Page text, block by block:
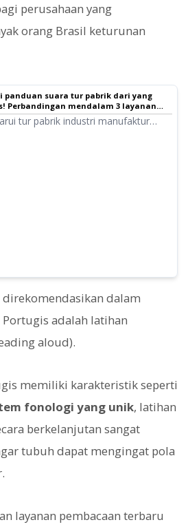
perusahaan yang
orang Brasil keturunan
panduan suara tur pabrik dari yang
Perbandingan mendalam 3 layanan
direkomendasikan
tur pabrik industri manufaktur
dalam
adalah latihan
aloud).
memiliki karakteristik seperti
fonologi yang unik, latihan
berkelanjutan sangat
tubuh dapat mengingat pola
layanan pembacaan terbaru